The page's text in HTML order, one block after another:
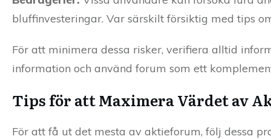
bluffinvesteringar. Var särskilt försiktig med tips
För att minimera dessa risker, verifiera alltid
information och använd forum som ett
Tips för att Maximera Värdet av
För att få ut det mesta av aktieforum, följ dessa